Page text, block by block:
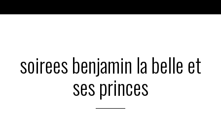
soirees benjamin la belle et
ses princes